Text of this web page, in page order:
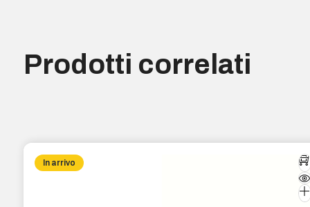
Prodotti correlati
In arrivo